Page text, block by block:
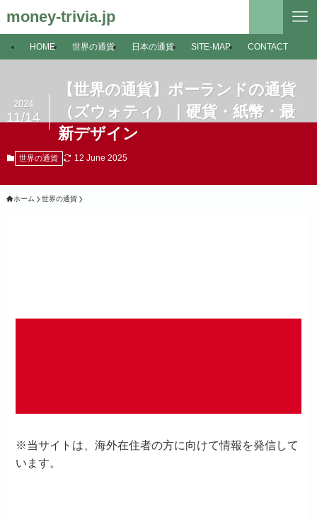
money-trivia.jp
HOME 世界の通貨 日本の通貨 SITE-MAP CONTACT
【世界の通貨】ポーランドの通貨
（ズウォティ）｜硬貨・紙幣・最
新デザイン
2024
11/14
世界の通貨 12 June 2025
ホーム 世界の通貨
※当サイトは、海外在住者の方に向けて情報を発信して
います。